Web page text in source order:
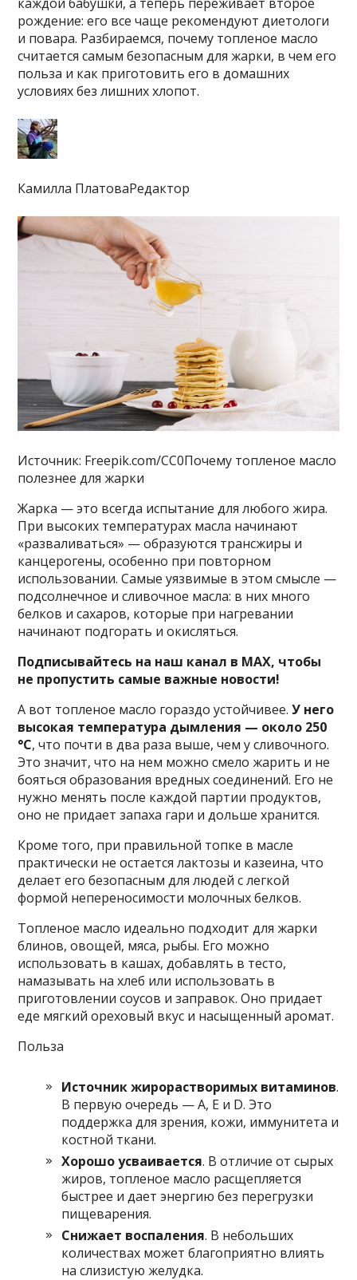
рождение: его все чаще рекомендуют диетологи
и повара. Разбираемся, почему топленое масло
считается самым безопасным для жарки, в чем его
польза и как приготовить его в домашних
условиях без лишних хлопот.
Камилла ПлатоваРедактор
Источник: Freepik.com/CC0Почему топленое масло
полезнее для жарки
Жарка — это всегда испытание для любого жира.
При высоких температурах масла начинают
«разваливаться» — образуются трансжиры и
канцерогены, особенно при повторном
использовании. Самые уязвимые в этом смысле —
подсолнечное и сливочное масла: в них много
белков и сахаров, которые при нагревании
начинают подгорать и окисляться.
Подписывайтесь на наш канал в MAX, чтобы
не пропустить самые важные новости!
А вот топленое масло гораздо устойчивее.У него
высокая температура дымления — около 250
°C, что почти в два раза выше, чем у сливочного.
Это значит, что на нем можно смело жарить и не
бояться образования вредных соединений. Его не
нужно менять после каждой партии продуктов,
оно не придает запаха гари и дольше хранится.
Кроме того, при правильной топке в масле
практически не остается лактозы и казеина, что
делает его безопасным для людей с легкой
формой непереносимости молочных белков.
Топленое масло идеально подходит для жарки
блинов, овощей, мяса, рыбы. Его можно
использовать в кашах, добавлять в тесто,
намазывать на хлеб или использовать в
приготовлении соусов и заправок. Оно придает
еде мягкий ореховый вкус и насыщенный аромат.
Польза
Источник жирорастворимых витаминов.
В первую очередь — A, E и D. Это
поддержка для зрения, кожи, иммунитета и
костной ткани.
Хорошо усваивается. В отличие от сырых
жиров, топленое масло расщепляется
быстрее и дает энергию без перегрузки
пищеварения.
Снижает воспаления. В небольших
количествах может благоприятно влиять
на слизистую желудка.